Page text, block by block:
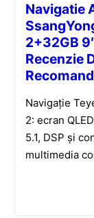
Navigatie
2+32GB
Recenzie
Navigație
2: ecran
5.1, DSP și
multimedia